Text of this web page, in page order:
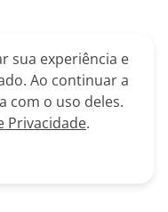
sua experiência e
Ao continuar a
com o uso deles.
Privacidade.